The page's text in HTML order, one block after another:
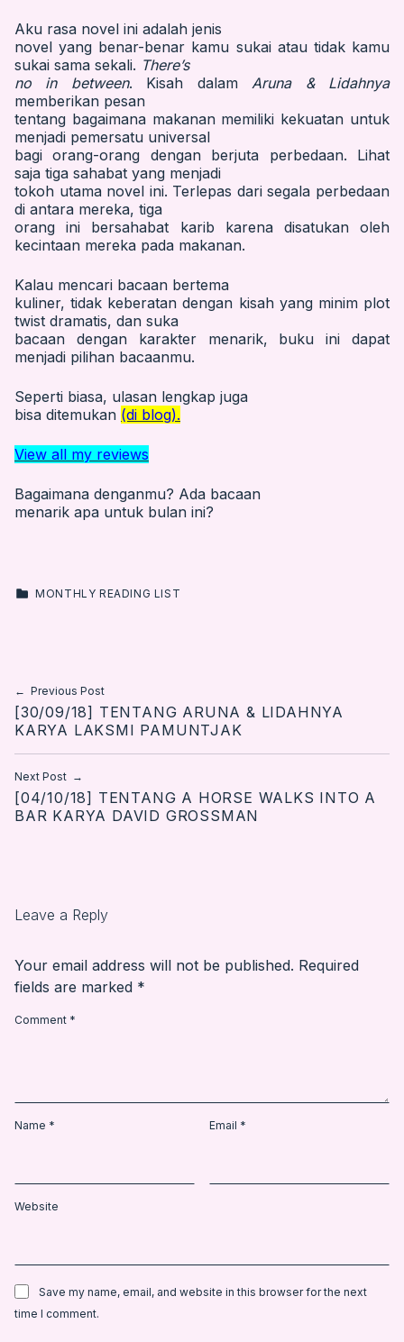
Aku rasa novel ini adalah jenis
novel yang benar-benar kamu sukai atau tidak kamu
sukai sama sekali. There’s
no in between. Kisah dalamAruna & Lidahnya
memberikan pesan
tentang bagaimana makanan memiliki kekuatan untuk
menjadi pemersatu universal
bagi orang-orang dengan berjuta perbedaan. Lihat
saja tiga sahabat yang menjadi
tokoh utama novel ini. Terlepas dari segala perbedaan
di antara mereka, tiga
orang ini bersahabat karib karena disatukan oleh
kecintaan mereka pada makanan.
Kalau mencari bacaan bertema
kuliner, tidak keberatan dengan kisah yang minim plot
twist dramatis, dan suka
bacaan dengan karakter menarik, buku ini dapat
menjadi pilihan bacaanmu.
Seperti biasa, ulasan lengkap juga
bisa ditemukan (di blog).
View all my reviews
Bagaimana denganmu? Ada bacaan
menarik apa untuk bulan ini?
CATEGORIZED IN:
MONTHLY READING LIST
Post navigation
Previous Post
[30/09/18] TENTANG ARUNA & LIDAHNYA
KARYA LAKSMI PAMUNTJAK
Next Post
[04/10/18] TENTANG A HORSE WALKS INTO A
BAR KARYA DAVID GROSSMAN
Leave a Reply
Your email address will not be published. Required
fields are marked *
Comment *
Name * Email *
Website
Save my name, email, and website in this browser for the next
time I comment.